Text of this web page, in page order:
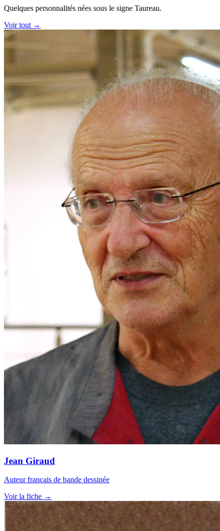
Quelques personnalités nées sous le signe Taureau.
Voir tout →
Jean Giraud
Auteur français de bande dessinée
Voir la fiche →